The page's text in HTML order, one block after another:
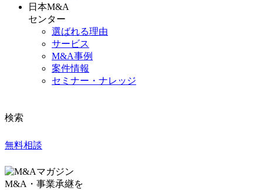
日本M&A
センター
選ばれる理由
サービス
M&A事例
案件情報
セミナー・ナレッジ
検索
無料相談
M&A・事業承継を